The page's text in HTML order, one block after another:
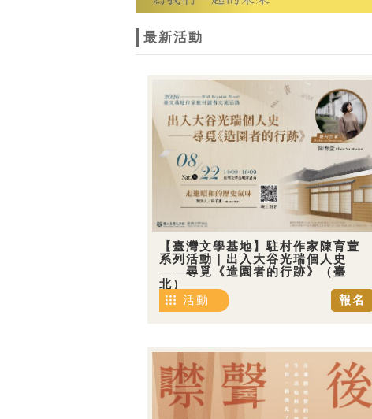
最新活動
【臺灣文學基地】駐村作家陳育萱
系列活動｜出入大谷光瑞個人史
——尋覓《造園者的行跡》（臺
北）
報名
活動